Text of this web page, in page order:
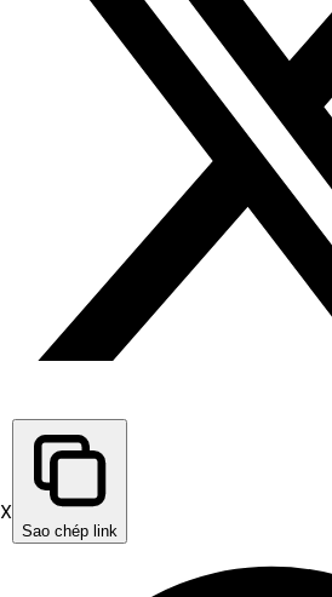
X
Sao chép link